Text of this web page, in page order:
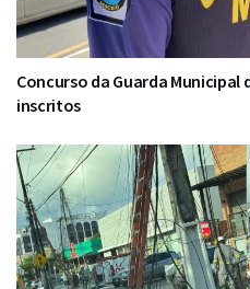
Concurso da Guarda Municipal
inscritos